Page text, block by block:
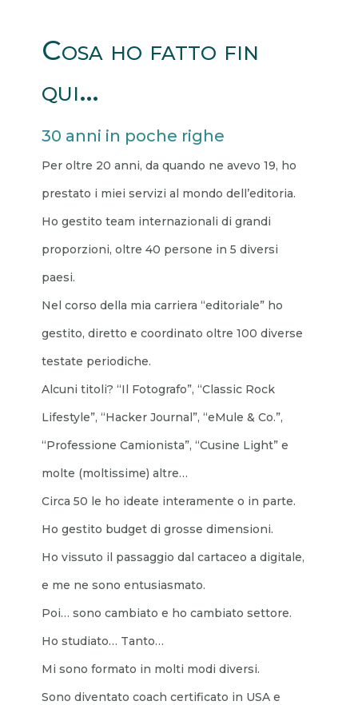
Cosa ho fatto fin
qui…
30 anni in poche righe
Per oltre 20 anni, da quando ne avevo 19, ho
prestato i miei servizi al mondo dell’editoria.
Ho gestito team internazionali di grandi
proporzioni, oltre 40 persone in 5 diversi
paesi.
Nel corso della mia carriera “editoriale” ho
gestito, diretto e coordinato oltre 100 diverse
testate periodiche.
Alcuni titoli? “Il Fotografo”, “Classic Rock
Lifestyle”, “Hacker Journal”, “eMule & Co.”,
“Professione Camionista”, “Cusine Light” e
molte (moltissime) altre…
Circa 50 le ho ideate interamente o in parte.
Ho gestito budget di grosse dimensioni.
Ho vissuto il passaggio dal cartaceo a digitale,
e me ne sono entusiasmato.
Poi… sono cambiato e ho cambiato settore.
Ho studiato… Tanto…
Mi sono formato in molti modi diversi.
Sono diventato coach certificato in USA e